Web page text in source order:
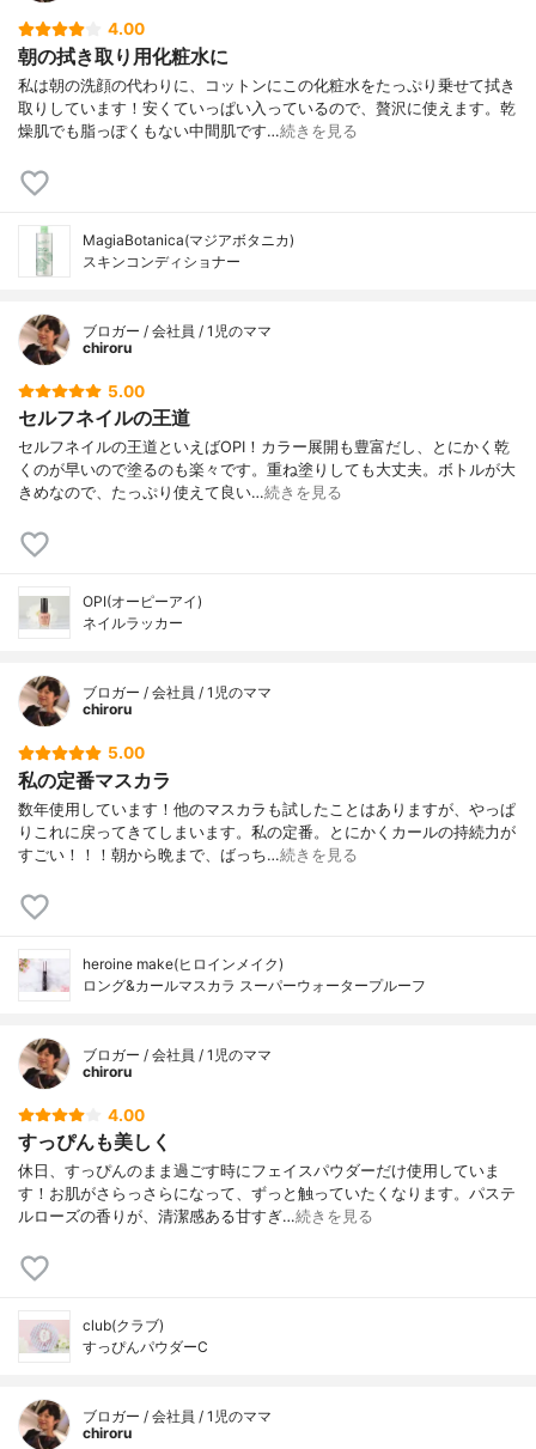
4.00
朝の拭き取り用化粧水に
私は朝の洗顔の代わりに、コットンにこの化粧水をたっぷり乗せて拭き
取りしています！安くていっぱい入っているので、贅沢に使えます。乾
燥肌でも脂っぽくもない中間肌です…続きを見る
MagiaBotanica(マジアボタニカ)
スキンコンディショナー
ブロガー / 会社員 / 1児のママ
chiroru
5.00
セルフネイルの王道
セルフネイルの王道といえばOPI！カラー展開も豊富だし、とにかく乾
くのが早いので塗るのも楽々です。重ね塗りしても大丈夫。ボトルが大
きめなので、たっぷり使えて良い…続きを見る
OPI(オーピーアイ)
ネイルラッカー
ブロガー / 会社員 / 1児のママ
chiroru
5.00
私の定番マスカラ
数年使用しています！他のマスカラも試したことはありますが、やっぱ
りこれに戻ってきてしまいます。私の定番。とにかくカールの持続力が
すごい！！！朝から晩まで、ばっち…続きを見る
heroine make(ヒロインメイク)
ロング&カールマスカラ スーパーウォータープルーフ
ブロガー / 会社員 / 1児のママ
chiroru
4.00
すっぴんも美しく
休日、すっぴんのまま過ごす時にフェイスパウダーだけ使用していま
す！お肌がさらっさらになって、ずっと触っていたくなります。パステ
ルローズの香りが、清潔感ある甘すぎ…続きを見る
club(クラブ)
すっぴんパウダーC
ブロガー / 会社員 / 1児のママ
chiroru